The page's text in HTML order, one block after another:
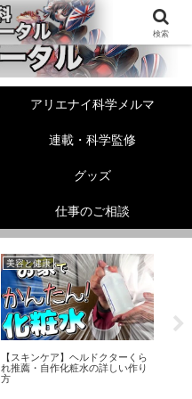
アリエナイ科学メルマ
連載・科学監修
グッズ
仕事のご相談
美容と健康
【スキンケア】ヘルドクターくら
れ推薦・自作化粧水の詳しい作り
方
検索